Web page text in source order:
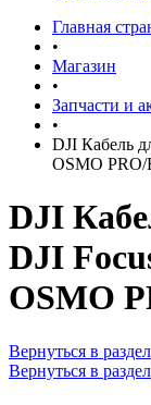
Главная
•
Магазин
•
Запчасти и
•
DJI Кабель
OSMO PRO/
DJI
DJI
OSMO
Вернуться в раздел
Вернуться в раздел